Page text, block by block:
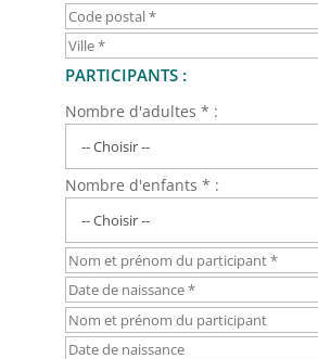
PARTICIPANTS :
Nombre d'adultes * :
Nombre d'enfants * :